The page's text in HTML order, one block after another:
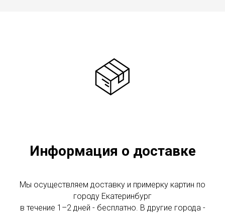
Информация о доставке
Мы осуществляем доставку и примерку картин по
городу Екатеринбург
в течение 1–2 дней - бесплатно. В другие города -